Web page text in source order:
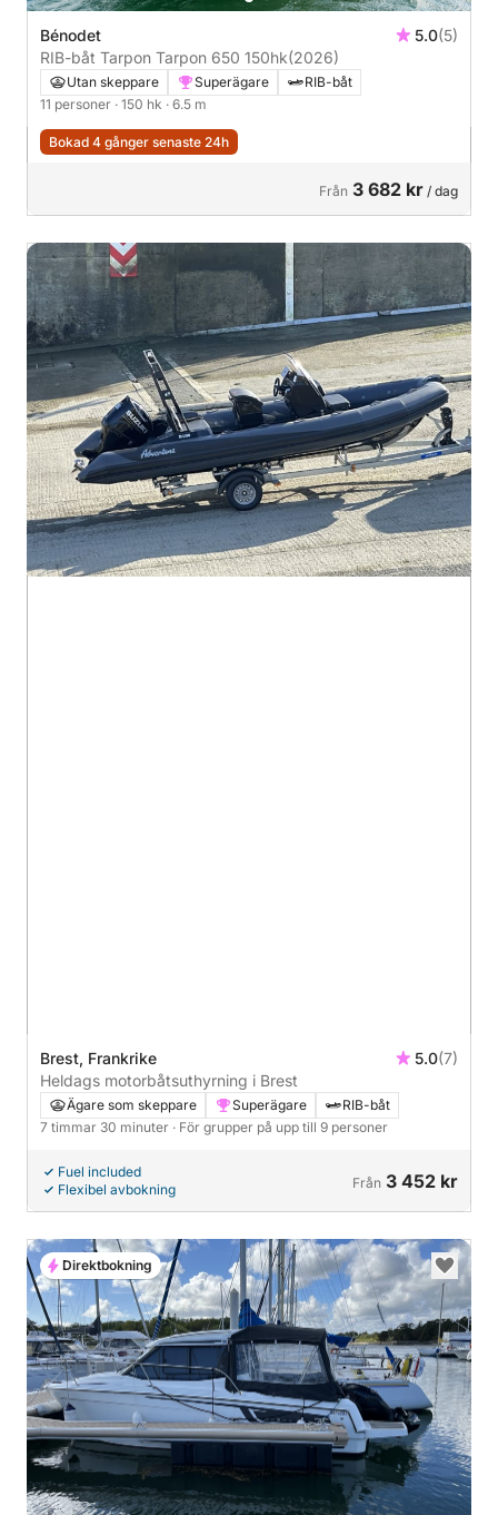
Bénodet 5.0(5)
RIB-båt Tarpon Tarpon 650 150hk(2026)
Utan skeppare Superägare
RIB-båt
11 personer · 150 hk · 6.5 m
Bokad 4 gånger senaste 24h
Från 3 682 kr / dag
Brest, Frankrike 5.0(7)
Heldags motorbåtsuthyrning i Brest
Ägare som skeppare Superägare
RIB-båt
7 timmar 30 minuter · För grupper på upp till 9 personer
Fuel included
Flexibel avbokning
Från 3 452 kr
Direktbokning